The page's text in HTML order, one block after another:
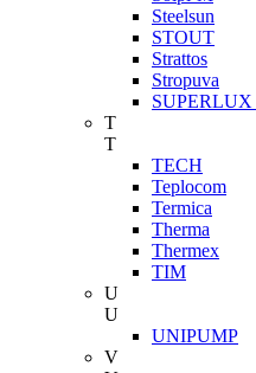
Steelsun
STOUT
Strattos
Stropuva
T
T
TECH
Teplocom
Termica
Therma
Thermex
TIM
U
U
UNIPUMP
V